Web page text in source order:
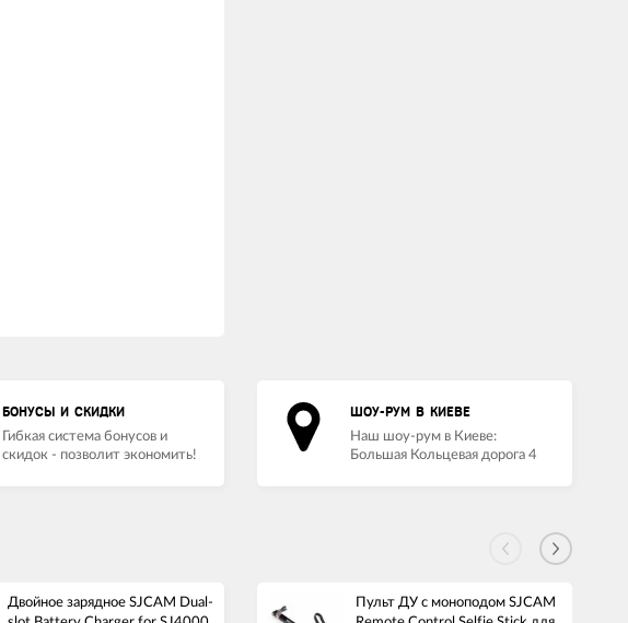
БОНУСЫ И СКИДКИ
Гибкая система бонусов и
скидок - позволит экономить!
ШОУ-РУМ В КИЕВЕ
Наш шоу-рум в Киеве:
Большая Кольцевая дорога 4
Двойное зарядное SJCAM Dual-
Пульт ДУ с моноподом SJCAM